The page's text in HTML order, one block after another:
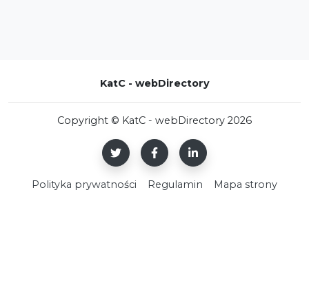
KatC - webDirectory
Copyright © KatC - webDirectory 2026
Polityka prywatności Regulamin Mapa strony